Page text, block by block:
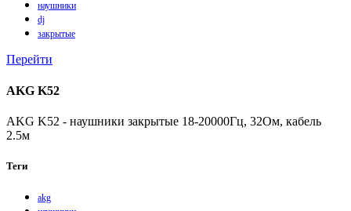
наушники
dj
закрытые
Перейти
AKG K52
AKG K52 - наушники закрытые 18-20000Гц, 32Ом, кабель
2.5м
Теги
akg